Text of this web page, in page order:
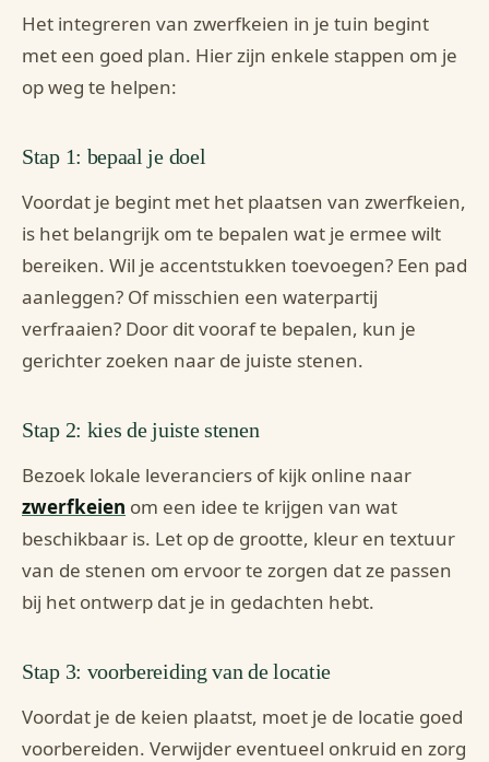
Het integreren van zwerfkeien in je tuin begint
met een goed plan. Hier zijn enkele stappen om je
op weg te helpen:
Stap 1: bepaal je doel
Voordat je begint met het plaatsen van zwerfkeien,
is het belangrijk om te bepalen wat je ermee wilt
bereiken. Wil je accentstukken toevoegen? Een pad
aanleggen? Of misschien een waterpartij
verfraaien? Door dit vooraf te bepalen, kun je
gerichter zoeken naar de juiste stenen.
Stap 2: kies de juiste stenen
Bezoek lokale leveranciers of kijk online naar
zwerfkeien om een idee te krijgen van wat
beschikbaar is. Let op de grootte, kleur en textuur
van de stenen om ervoor te zorgen dat ze passen
bij het ontwerp dat je in gedachten hebt.
Stap 3: voorbereiding van de locatie
Voordat je de keien plaatst, moet je de locatie goed
voorbereiden. Verwijder eventueel onkruid en zorg